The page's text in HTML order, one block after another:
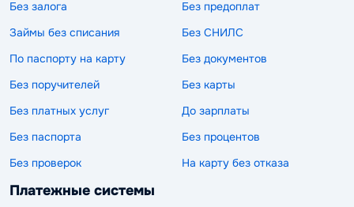
Без залога
Без предоплат
Займы без списания
Без СНИЛС
По паспорту на карту
Без документов
Без поручителей
Без карты
Без платных услуг
До зарплаты
Без паспорта
Без процентов
Без проверок
На карту без отказа
Платежные системы